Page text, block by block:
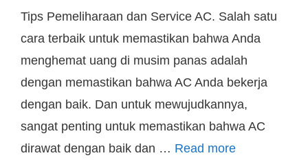
Tips Pemeliharaan dan Service AC. Salah satu
cara terbaik untuk memastikan bahwa Anda
menghemat uang di musim panas adalah
dengan memastikan bahwa AC Anda bekerja
dengan baik. Dan untuk mewujudkannya,
sangat penting untuk memastikan bahwa AC
dirawat dengan baik dan … Read more